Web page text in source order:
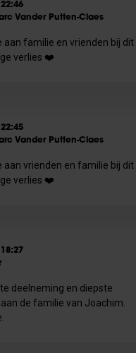
Vander Putten-Claes
aan familie en vrienden bij dit
verlies ❤️
Vander Putten-Claes
aan vrienden en familie bij dit
verlies ❤️
deelneming en diepste
de familie van Joachim.